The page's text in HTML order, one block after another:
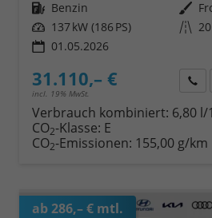
Kraftstoff Benzin Außenfarbe
Leistung 137 kW (186 PS) Kilometerstand
01.05.2026
31.110,– €
incl. 19% MwSt.
Verbrauch kombiniert: 6,80 l/
CO2-Klasse: E
CO2-Emissionen: 155,00 g/km
ab 286,– € mtl.